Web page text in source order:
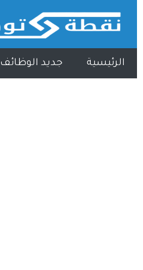
الرئيسية جديد الوظائف